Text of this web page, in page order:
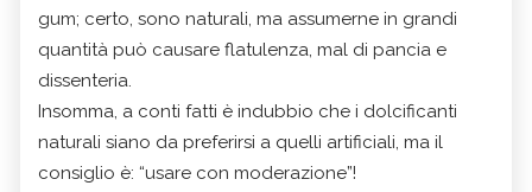
gum; certo, sono naturali, ma assumerne in grandi
quantità può causare flatulenza, mal di pancia e
dissenteria.
Insomma, a conti fatti è indubbio che i dolcificanti
naturali siano da preferirsi a quelli artificiali, ma il
consiglio è: “usare con moderazione”!